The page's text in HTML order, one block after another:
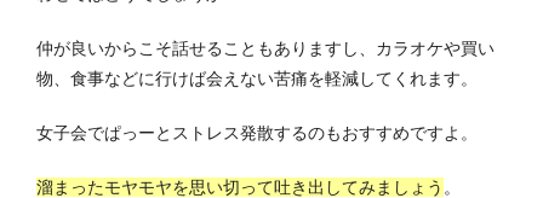
仲が良いからこそ話せることもありますし、カラオケや買い
物、食事などに行けば会えない苦痛を軽減してくれます。
女子会でぱっーとストレス発散するのもおすすめですよ。
溜まったモヤモヤを思い切って吐き出してみましょう 。